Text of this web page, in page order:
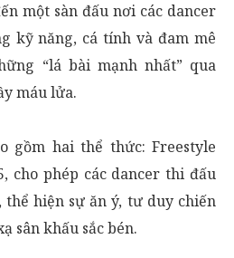
một sàn đấu nơi các dancer
kỹ năng, cá tính và đam mê
“lá bài mạnh nhất” qua
máu lửa.
gồm hai thể thức: Freestyle
cho phép các dancer thi đấu
thể hiện sự ăn ý, tư duy chiến
sân khấu sắc bén.